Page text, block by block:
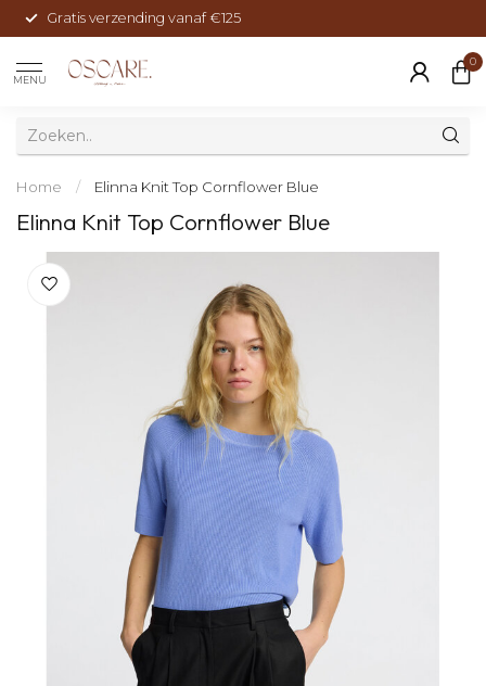
Gratis verzending vanaf €125
MENU
0
Home / Elinna Knit Top Cornflower Blue
Elinna Knit Top Cornflower Blue